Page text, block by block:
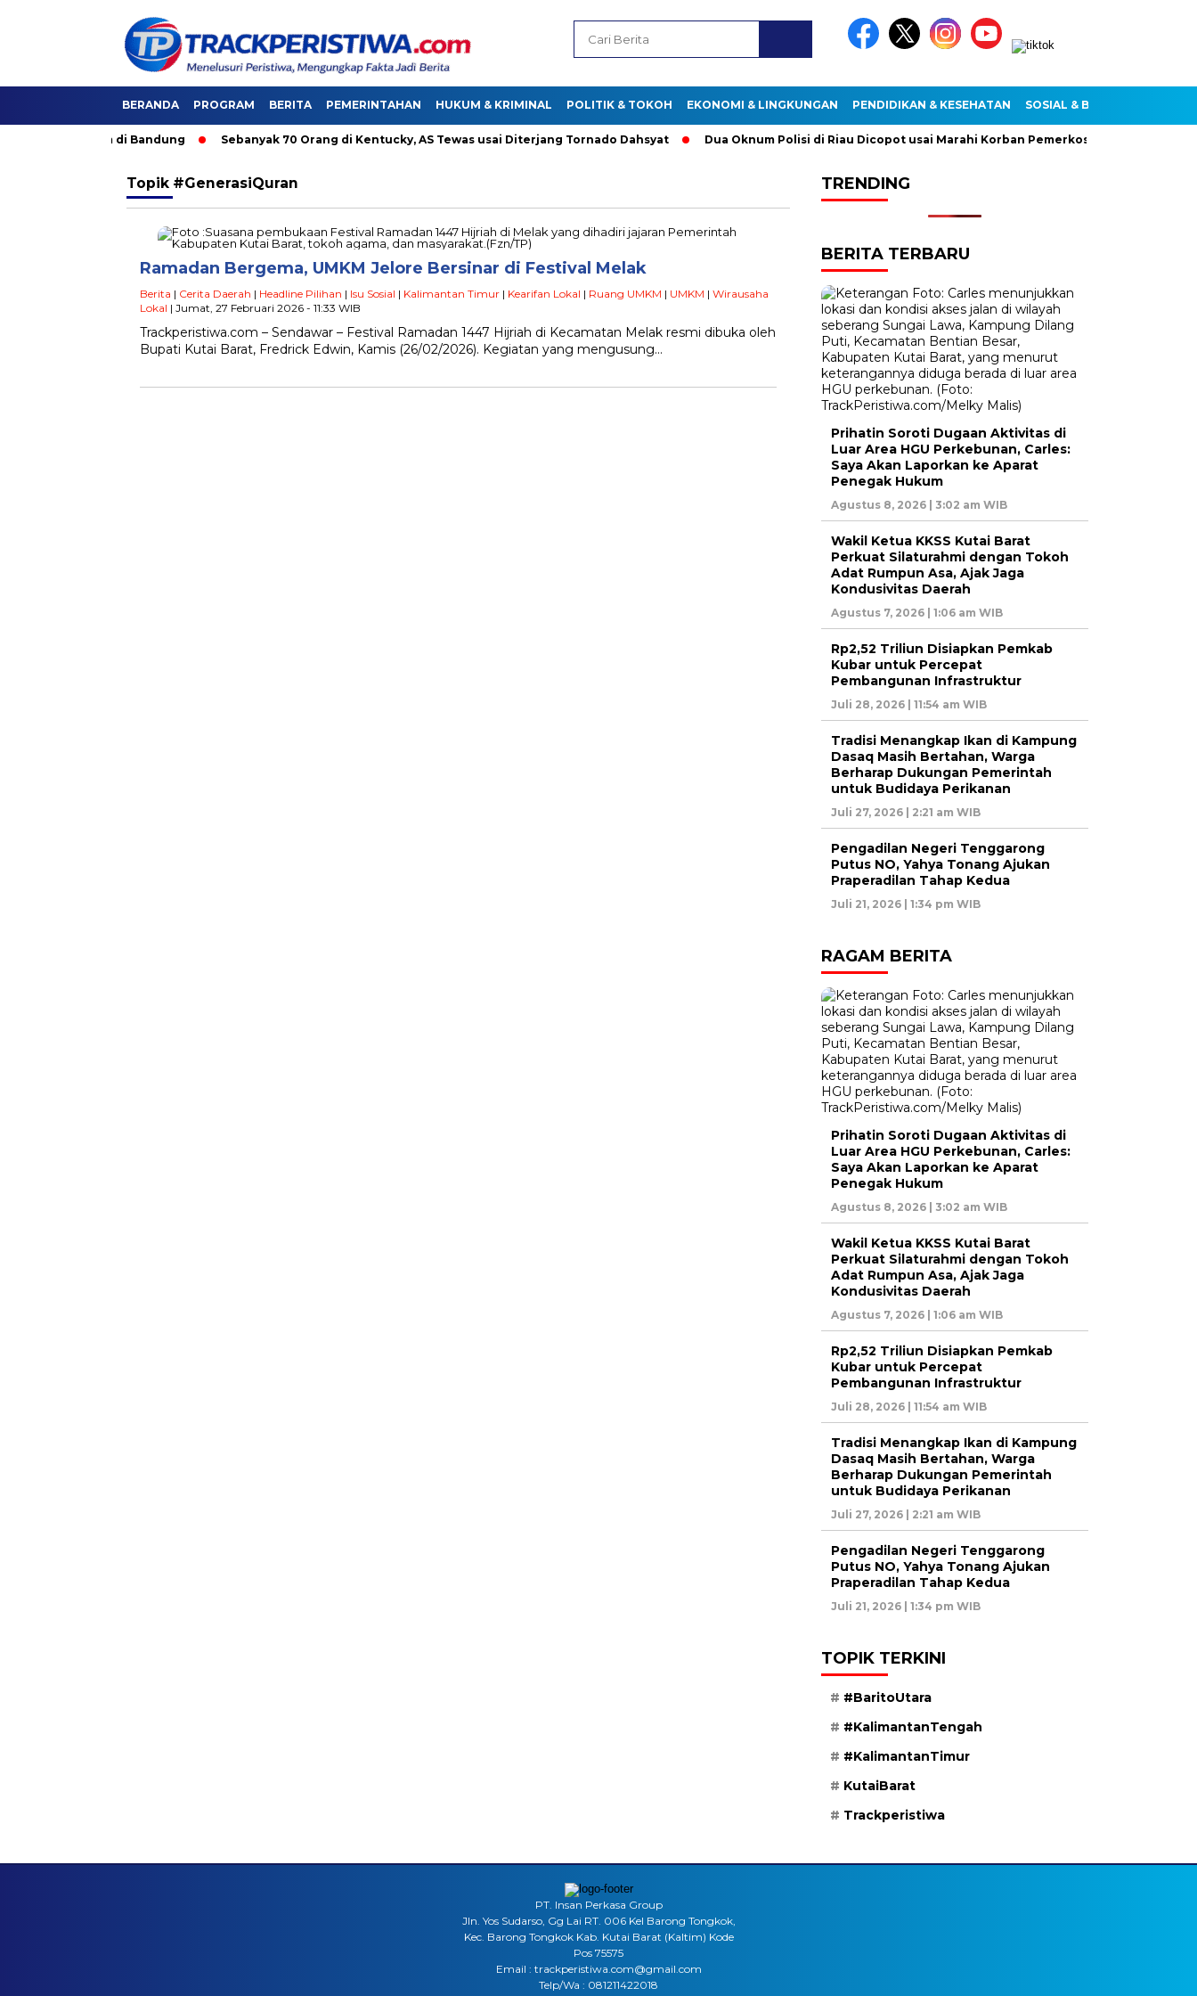
BERANDA PROGRAM BERITA PEMERINTAHAN HUKUM & KRIMINAL POLITIK & TOKOH EKONOMI & LINGKUNGAN PENDIDIKAN & KESEHATAN SOSIAL & BUDAYA
Umum di Bandung Sebanyak 70 Orang di Kentucky, AS Tewas usai Diterjang Tornado Dahsyat Dua Oknum Polisi di Riau Dicopot usai Marahi Korban Pemerkosaan
Topik #GenerasiQuran
Ramadan Bergema, UMKM Jelore Bersinar di Festival Melak
Berita | Cerita Daerah | Headline Pilihan | Isu Sosial | Kalimantan Timur | Kearifan Lokal | Ruang UMKM | UMKM | Wirausaha
Lokal | Jumat, 27 Februari 2026 - 11:33 WIB
Trackperistiwa.com – Sendawar – Festival Ramadan 1447 Hijriah di Kecamatan Melak resmi dibuka oleh
Bupati Kutai Barat, Fredrick Edwin, Kamis (26/02/2026). Kegiatan yang mengusung…
TRENDING
BERITA TERBARU
Prihatin Soroti Dugaan Aktivitas di
Luar Area HGU Perkebunan, Carles:
Saya Akan Laporkan ke Aparat
Penegak Hukum
Agustus 8, 2026 | 3:02 am WIB
Wakil Ketua KKSS Kutai Barat
Perkuat Silaturahmi dengan Tokoh
Adat Rumpun Asa, Ajak Jaga
Kondusivitas Daerah
Agustus 7, 2026 | 1:06 am WIB
Rp2,52 Triliun Disiapkan Pemkab
Kubar untuk Percepat
Pembangunan Infrastruktur
Juli 28, 2026 | 11:54 am WIB
Tradisi Menangkap Ikan di Kampung
Dasaq Masih Bertahan, Warga
Berharap Dukungan Pemerintah
untuk Budidaya Perikanan
Juli 27, 2026 | 2:21 am WIB
Pengadilan Negeri Tenggarong
Putus NO, Yahya Tonang Ajukan
Praperadilan Tahap Kedua
Juli 21, 2026 | 1:34 pm WIB
RAGAM BERITA
Prihatin Soroti Dugaan Aktivitas di
Luar Area HGU Perkebunan, Carles:
Saya Akan Laporkan ke Aparat
Penegak Hukum
Agustus 8, 2026 | 3:02 am WIB
Wakil Ketua KKSS Kutai Barat
Perkuat Silaturahmi dengan Tokoh
Adat Rumpun Asa, Ajak Jaga
Kondusivitas Daerah
Agustus 7, 2026 | 1:06 am WIB
Rp2,52 Triliun Disiapkan Pemkab
Kubar untuk Percepat
Pembangunan Infrastruktur
Juli 28, 2026 | 11:54 am WIB
Tradisi Menangkap Ikan di Kampung
Dasaq Masih Bertahan, Warga
Berharap Dukungan Pemerintah
untuk Budidaya Perikanan
Juli 27, 2026 | 2:21 am WIB
Pengadilan Negeri Tenggarong
Putus NO, Yahya Tonang Ajukan
Praperadilan Tahap Kedua
Juli 21, 2026 | 1:34 pm WIB
TOPIK TERKINI
#BaritoUtara
#KalimantanTengah
#KalimantanTimur
KutaiBarat
Trackperistiwa
PT. Insan Perkasa Group
Jln. Yos Sudarso, Gg Lai RT. 006 Kel Barong Tongkok,
Kec. Barong Tongkok Kab. Kutai Barat (Kaltim) Kode
Pos 75575
Email : trackperistiwa.com@gmail.com
Telp/Wa : 081211422018